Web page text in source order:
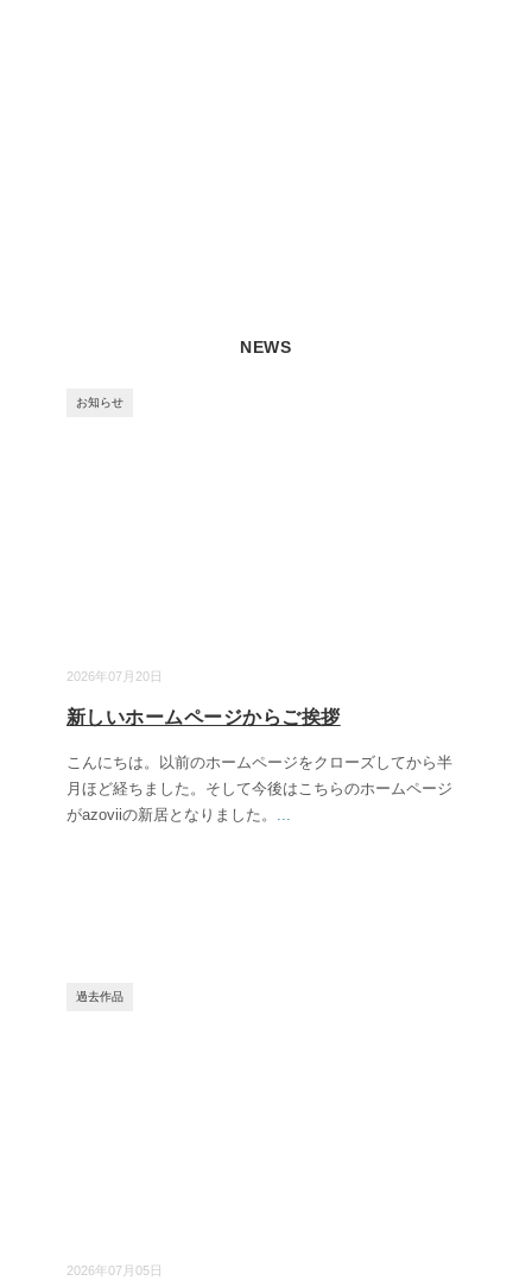
NEWS
2026年07月20日
お知らせ
新しいホームページからご挨拶
こんにちは。以前のホームページをクローズしてから半
月ほど経ちました。そして今後はこちらのホームページ
がazoviiの新居となりました。 ...
2026年07月05日
過去作品